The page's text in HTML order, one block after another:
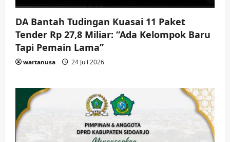
DA Bantah Tudingan Kuasai 11 Paket
Tender Rp 27,8 Miliar: “Ada Kelompok Baru
Tapi Pemain Lama”
wartanusa 24 Juli 2026